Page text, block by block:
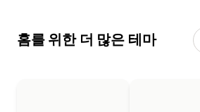
홈를 위한 더 많은 테마